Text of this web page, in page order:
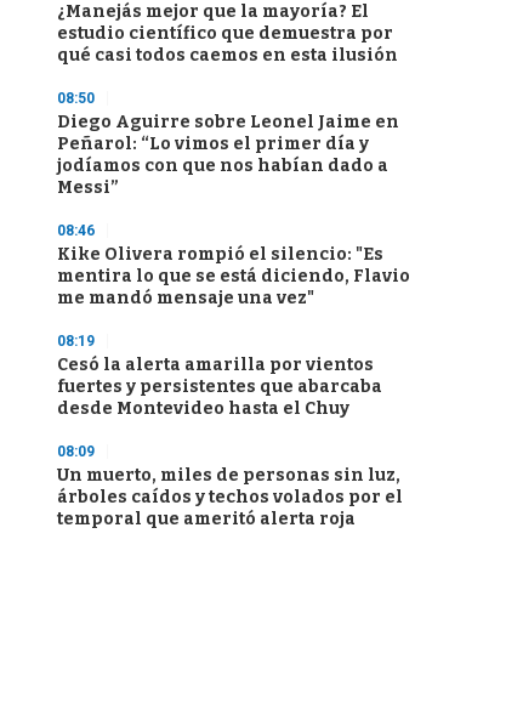
¿Manejás mejor que la mayoría? El
estudio científico que demuestra por
qué casi todos caemos en esta ilusión
08:50
Diego Aguirre sobre Leonel Jaime en
Peñarol: “Lo vimos el primer día y
jodíamos con que nos habían dado a
Messi”
08:46
Kike Olivera rompió el silencio: "Es
mentira lo que se está diciendo, Flavio
me mandó mensaje una vez"
08:19
Cesó la alerta amarilla por vientos
fuertes y persistentes que abarcaba
desde Montevideo hasta el Chuy
08:09
Un muerto, miles de personas sin luz,
árboles caídos y techos volados por el
temporal que ameritó alerta roja